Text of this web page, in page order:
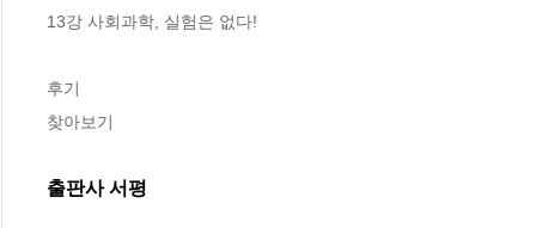
13강 사회과학, 실험은 없다!
후기
찾아보기
출판사 서평